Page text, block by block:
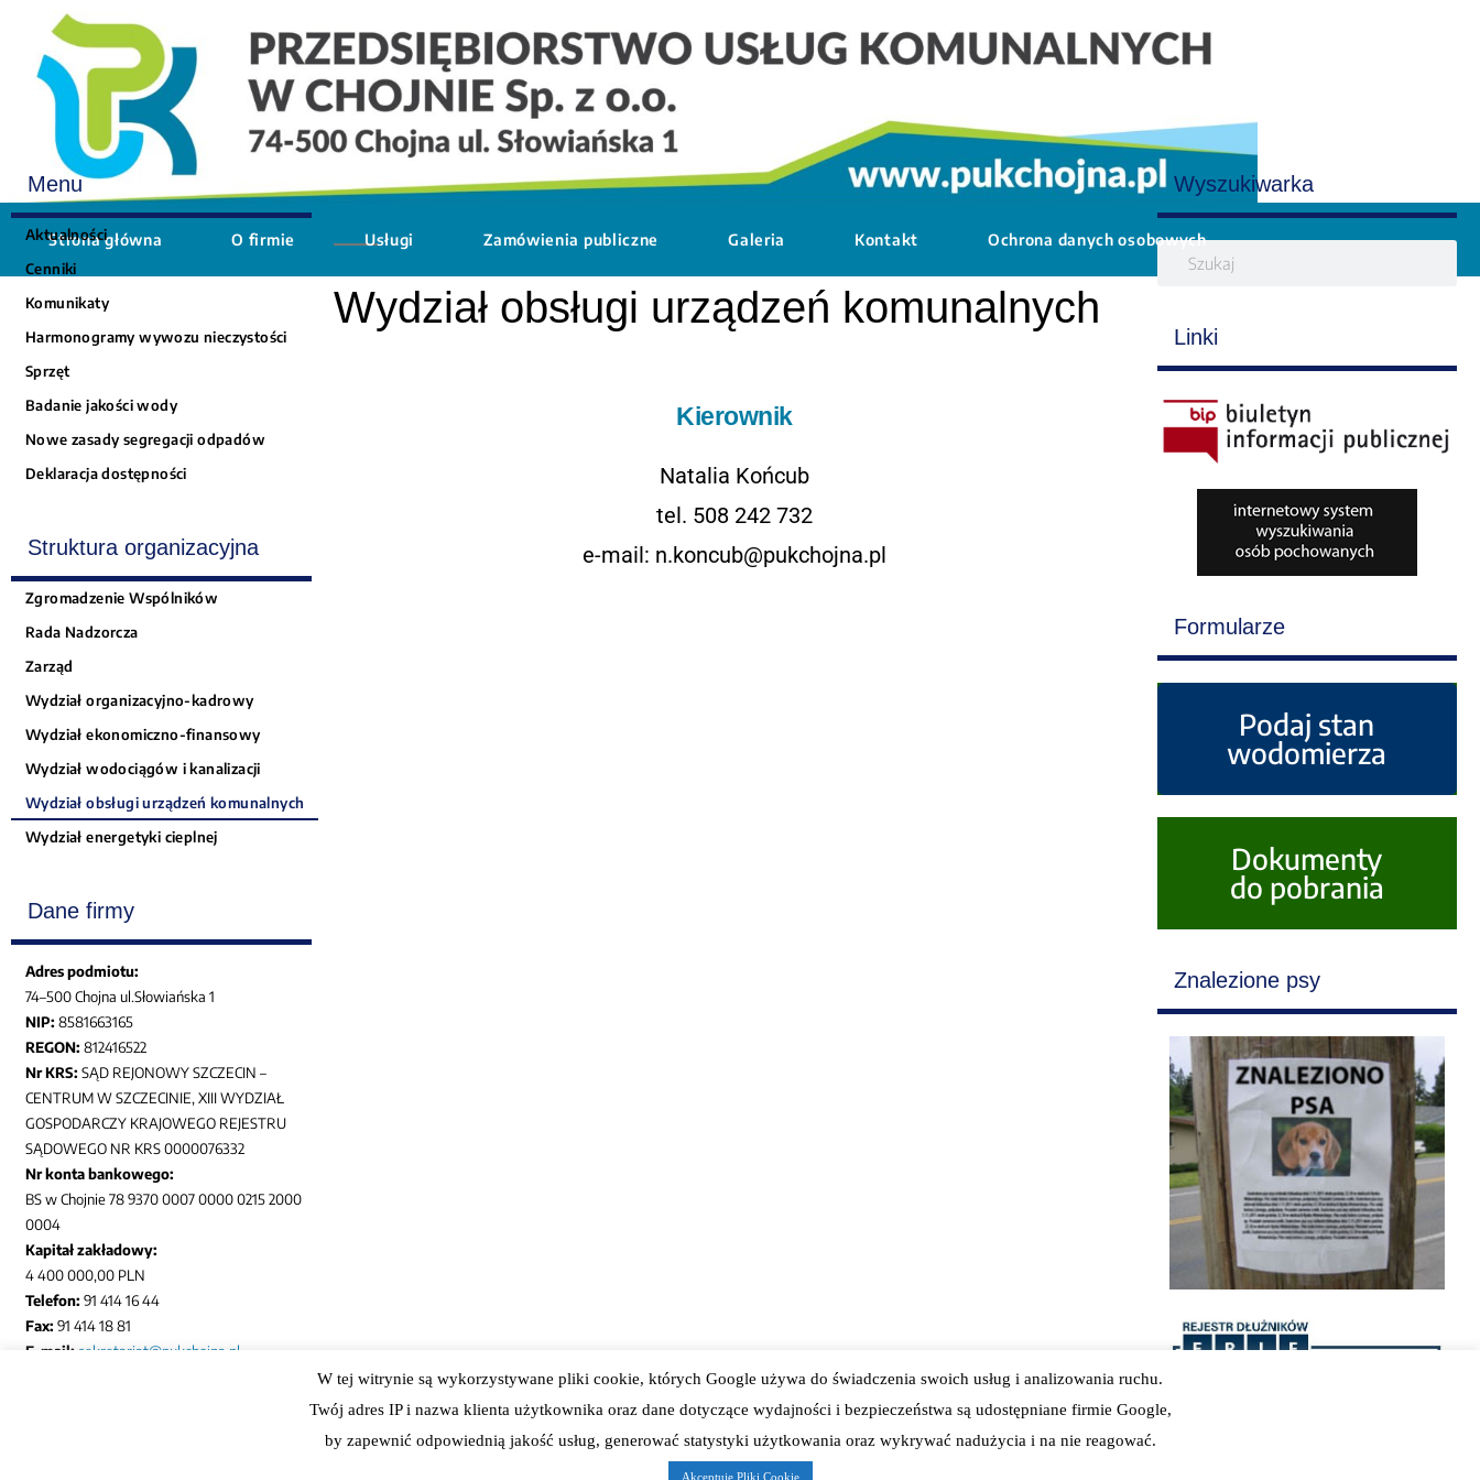
Strona główna O firmie Usługi Zamówienia publiczne Galeria Kontakt Ochrona danych osobowych
Menu
Aktualności
Cenniki
Komunikaty
Harmonogramy wywozu nieczystości
Sprzęt
Badanie jakości wody
Nowe zasady segregacji odpadów
Deklaracja dostępności
Struktura organizacyjna
Zgromadzenie Wspólników
Rada Nadzorcza
Zarząd
Wydział organizacyjno-kadrowy
Wydział ekonomiczno-finansowy
Wydział wodociągów i kanalizacji
Wydział obsługi urządzeń komunalnych
Wydział energetyki cieplnej
Dane firmy
Adres podmiotu:
74–500 Chojna ul.Słowiańska 1
NIP: 8581663165
REGON: 812416522
Nr KRS: SĄD REJONOWY SZCZECIN –
CENTRUM W SZCZECINIE, XIII WYDZIAŁ
GOSPODARCZY KRAJOWEGO REJESTRU
SĄDOWEGO NR KRS 0000076332
Nr konta bankowego:
BS w Chojnie 78 9370 0007 0000 0215 2000
0004
Kapitał zakładowy:
4 400 000,00 PLN
Telefon: 91 414 16 44
Fax: 91 414 18 81
E-mail: sekretariat@pukchojna.pl
Wydział obsługi urządzeń komunalnych
Kierownik
Natalia Końcub
tel. 508 242 732
e-mail: n.koncub@pukchojna.pl
Wyszukiwarka
Linki
Formularze
Podaj stan
wodomierza
Dokumenty
do pobrania
Znalezione psy
Copyright © 2019. All Rights Reserved PUK Chojna Sp. z o.o.
W tej witrynie są wykorzystywane pliki cookie, których Google używa do świadczenia swoich usług i analizowania ruchu.
Twój adres IP i nazwa klienta użytkownika oraz dane dotyczące wydajności i bezpieczeństwa są udostępniane firmie Google,
by zapewnić odpowiednią jakość usług, generować statystyki użytkowania oraz wykrywać nadużycia i na nie reagować.
Akceptuję Pliki Cookie